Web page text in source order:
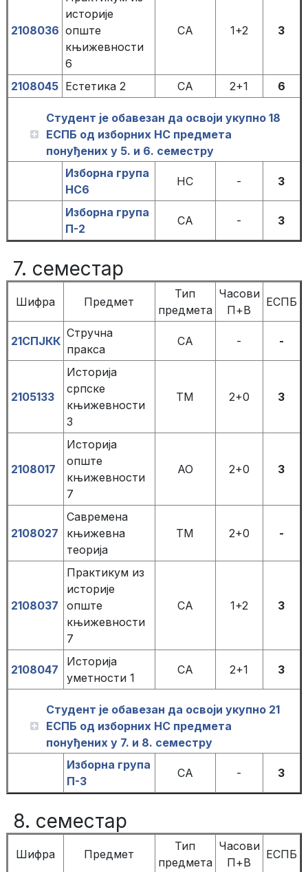
2108036
историје
опште
књижевности
6
СА 1+2 3
2108045 Естетика 2 СА 2+1 6
Студент је обавезан да освоји укупно 18
ЕСПБ од изборних НС предмета
понуђених у 5. и 6. семестру
Изборна група
НС6
НС - 3
Изборна група
П-2
СА - 3
7. семестар
Шифра Предмет
Тип
предмета
Часови
П+В
ЕСПБ
21СПЈКК
Стручна
пракса
СА - -
2105133
Историја
српске
књижевности
3
ТМ 2+0 3
2108017
Историја
опште
књижевности
7
АО 2+0 3
2108027
Савременa
књижевнa
теоријa
ТМ 2+0 -
2108037
Практикум из
историје
опште
књижевности
7
СА 1+2 3
2108047
Историја
уметности 1
СА 2+1 3
Студент је обавезан да освоји укупно 21
ЕСПБ од изборних НС предмета
понуђених у 7. и 8. семестру
Изборна група
П-3
СА - 3
8. семестар
Шифра Предмет
Тип
предмета
Часови
П+В
ЕСПБ